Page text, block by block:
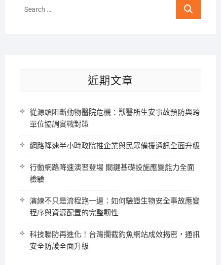
Search
近期文章
從源頭阻斷動物醫院危機：獸醫所生安事故預防與跨
單位協調實戰對策
網路降速半小時政院推企業與民眾備援通訊全面升級
行動網路降速演習登場 關鍵基礎設施應變能力全面
檢驗
演練不只是流程跑一遍：如何驗證生物安全事故應變
程序與資源配置的完整韌性
科技聯防再進化！台灣攔截釣魚網站成效揭密，通訊
安全防護全面升級